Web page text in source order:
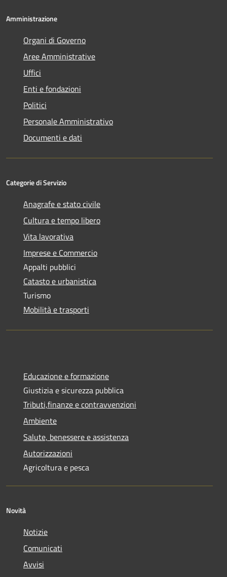
Amministrazione
Organi di Governo
Aree Amministrative
Uffici
Enti e fondazioni
Politici
Personale Amministrativo
Documenti e dati
Categorie di Servizio
Anagrafe e stato civile
Cultura e tempo libero
Vita lavorativa
Imprese e Commercio
Appalti pubblici
Catasto e urbanistica
Turismo
Mobilità e trasporti
Educazione e formazione
Giustizia e sicurezza pubblica
Tributi,finanze e contravvenzioni
Ambiente
Salute, benessere e assistenza
Autorizzazioni
Agricoltura e pesca
Novità
Notizie
Comunicati
Avvisi